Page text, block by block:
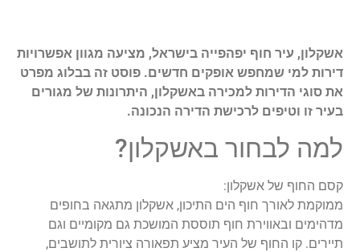
אשקלון, עיר חוף יפהפייה בישראל, מציעה מגוון אפשרויות
דירות למי שמחפש אופקים חדשים. פוסט זה בבלוג מפרט
את סוגי הדירות למכירה באשקלון, היתרונות של מגורים
בעיר זו וטיפים לרכישת הדירה הנכונה.
למה לבחור באשקלון?
קסם החוף של אשקלון:
ממוקמת לאורך חוף הים התיכון, אשקלון מתגאה בחופים
מדהימים ובאווירת חוף תוססת המושכת גם מקומיים וגם
תיירים. קו החוף של העיר מציע תפאורה ציורית לתושבים,